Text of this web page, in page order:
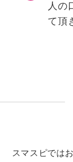
人の
て頂
スマスピでは